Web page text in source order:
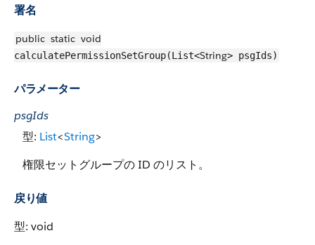
署名
public static void
calculatePermissionSetGroup(List<String> psgIds)
パラメーター
psgIds
型: List<String>
権限セットグループの ID のリスト。
戻り値
型: void